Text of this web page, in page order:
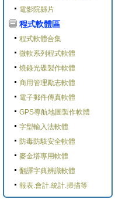
電影院縣片
程式軟體區
程式軟體合集
微軟系列程式軟體
燒錄光碟製作軟體
商用管理勵志軟體
電子郵件傳真軟體
GPS導航地圖製作軟體
字型輸入法軟體
防毒防駭安全軟體
麥金塔專用軟體
翻譯字典辨識軟體
報表.會計.統計.掃描等